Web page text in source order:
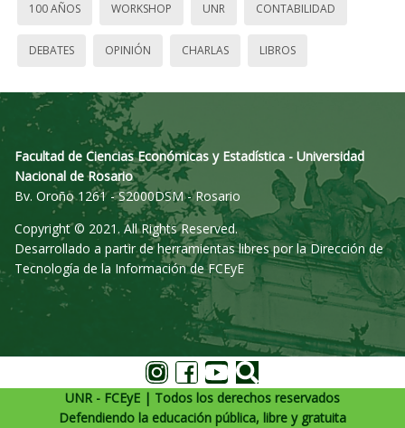
100 AÑOS WORKSHOP UNR CONTABILIDAD
DEBATES OPINIÓN CHARLAS LIBROS
Facultad de Ciencias Económicas y Estadística - Universidad
Nacional de Rosario
Bv. Oroño 1261 - S2000DSM - Rosario
Copyright © 2021. All Rights Reserved.
Desarrollado a partir de herramientas libres por la Dirección de
Tecnología de la Información de FCEyE
UNR - FCEyE | Todos los derechos reservados
Defendiendo la educación pública, libre y gratuita